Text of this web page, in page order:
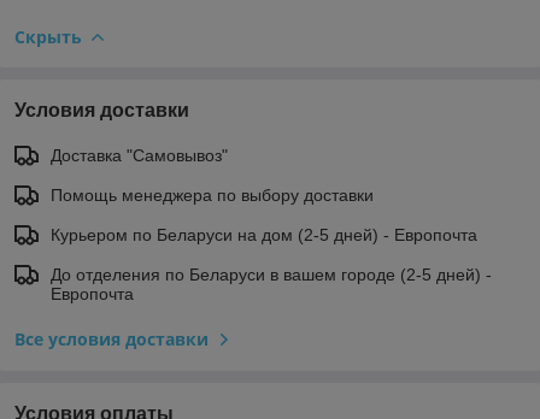
Скрыть
Условия доставки
Доставка "Самовывоз"
Помощь менеджера по выбору доставки
Курьером по Беларуси на дом (2-5 дней) - Европочта
До отделения по Беларуси в вашем городе (2-5 дней) -
Европочта
Все условия доставки
Условия оплаты